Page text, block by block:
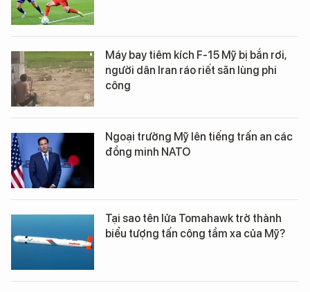
Máy bay tiêm kích F-15 Mỹ bị bắn rơi,
người dân Iran ráo riết săn lùng phi
công
Ngoại trưởng Mỹ lên tiếng trấn an các
đồng minh NATO
Tại sao tên lửa Tomahawk trở thành
biểu tượng tấn công tầm xa của Mỹ?